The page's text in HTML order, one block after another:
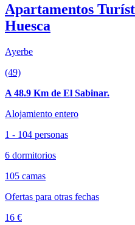
Apartamentos
Huesca
Ayerbe
(49)
A 48.9 Km de El Sabinar.
Alojamiento entero
1 - 104 personas
6 dormitorios
105 camas
Ofertas para otras fechas
16 €